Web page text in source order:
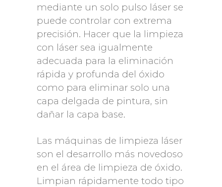
mediante un solo pulso láser se
puede controlar con extrema
precisión. Hacer que la limpieza
con láser sea igualmente
adecuada para la eliminación
rápida y profunda del óxido
como para eliminar solo una
capa delgada de pintura, sin
dañar la capa base.
Las máquinas de limpieza láser
son el desarrollo más novedoso
en el área de limpieza de óxido.
Limpian rápidamente todo tipo